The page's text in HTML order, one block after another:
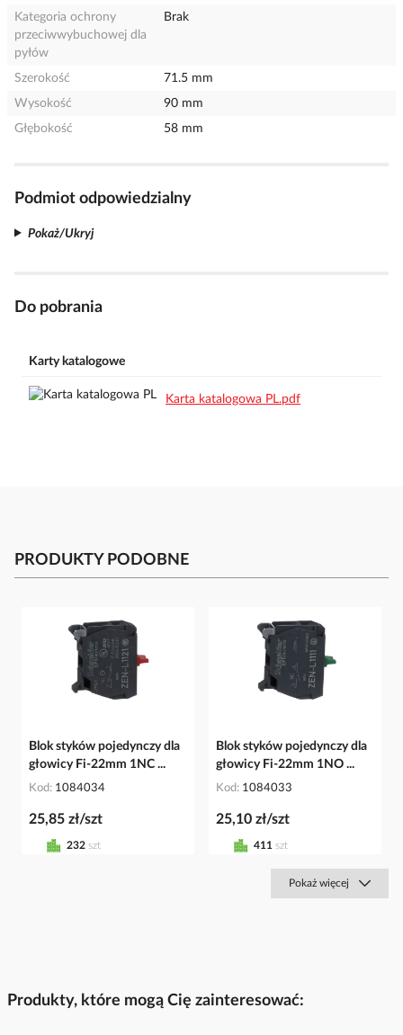
Kategoria ochrony
przeciwwybuchowej dla
pyłów
Brak
Szerokość
71.5 mm
Wysokość
90 mm
Głębokość
58 mm
Podmiot odpowiedzialny
Pokaż/Ukryj
Do pobrania
Karty katalogowe
Karta katalogowa PL.pdf
PRODUKTY PODOBNE
Blok styków pojedynczy dla
głowicy Fi-22mm 1NC ...
Kod 1084034
25,85 zł/szt
232 szt
Blok styków pojedynczy dla
głowicy Fi-22mm 1NO ...
Kod 1084033
25,10 zł/szt
411 szt
Pokaż więcej
Produkty, które mogą Cię zainteresować: